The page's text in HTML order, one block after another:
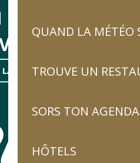
QUAND LA MÉTÉO
TROUVE UN
SORS TON AGENDA
HÔTELS
DES
NEWSLETTER !